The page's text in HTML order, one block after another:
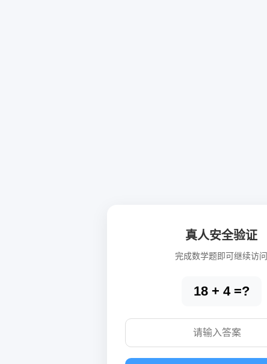
真人安全验证
完成数学题即可继续访问
18 + 4 =?